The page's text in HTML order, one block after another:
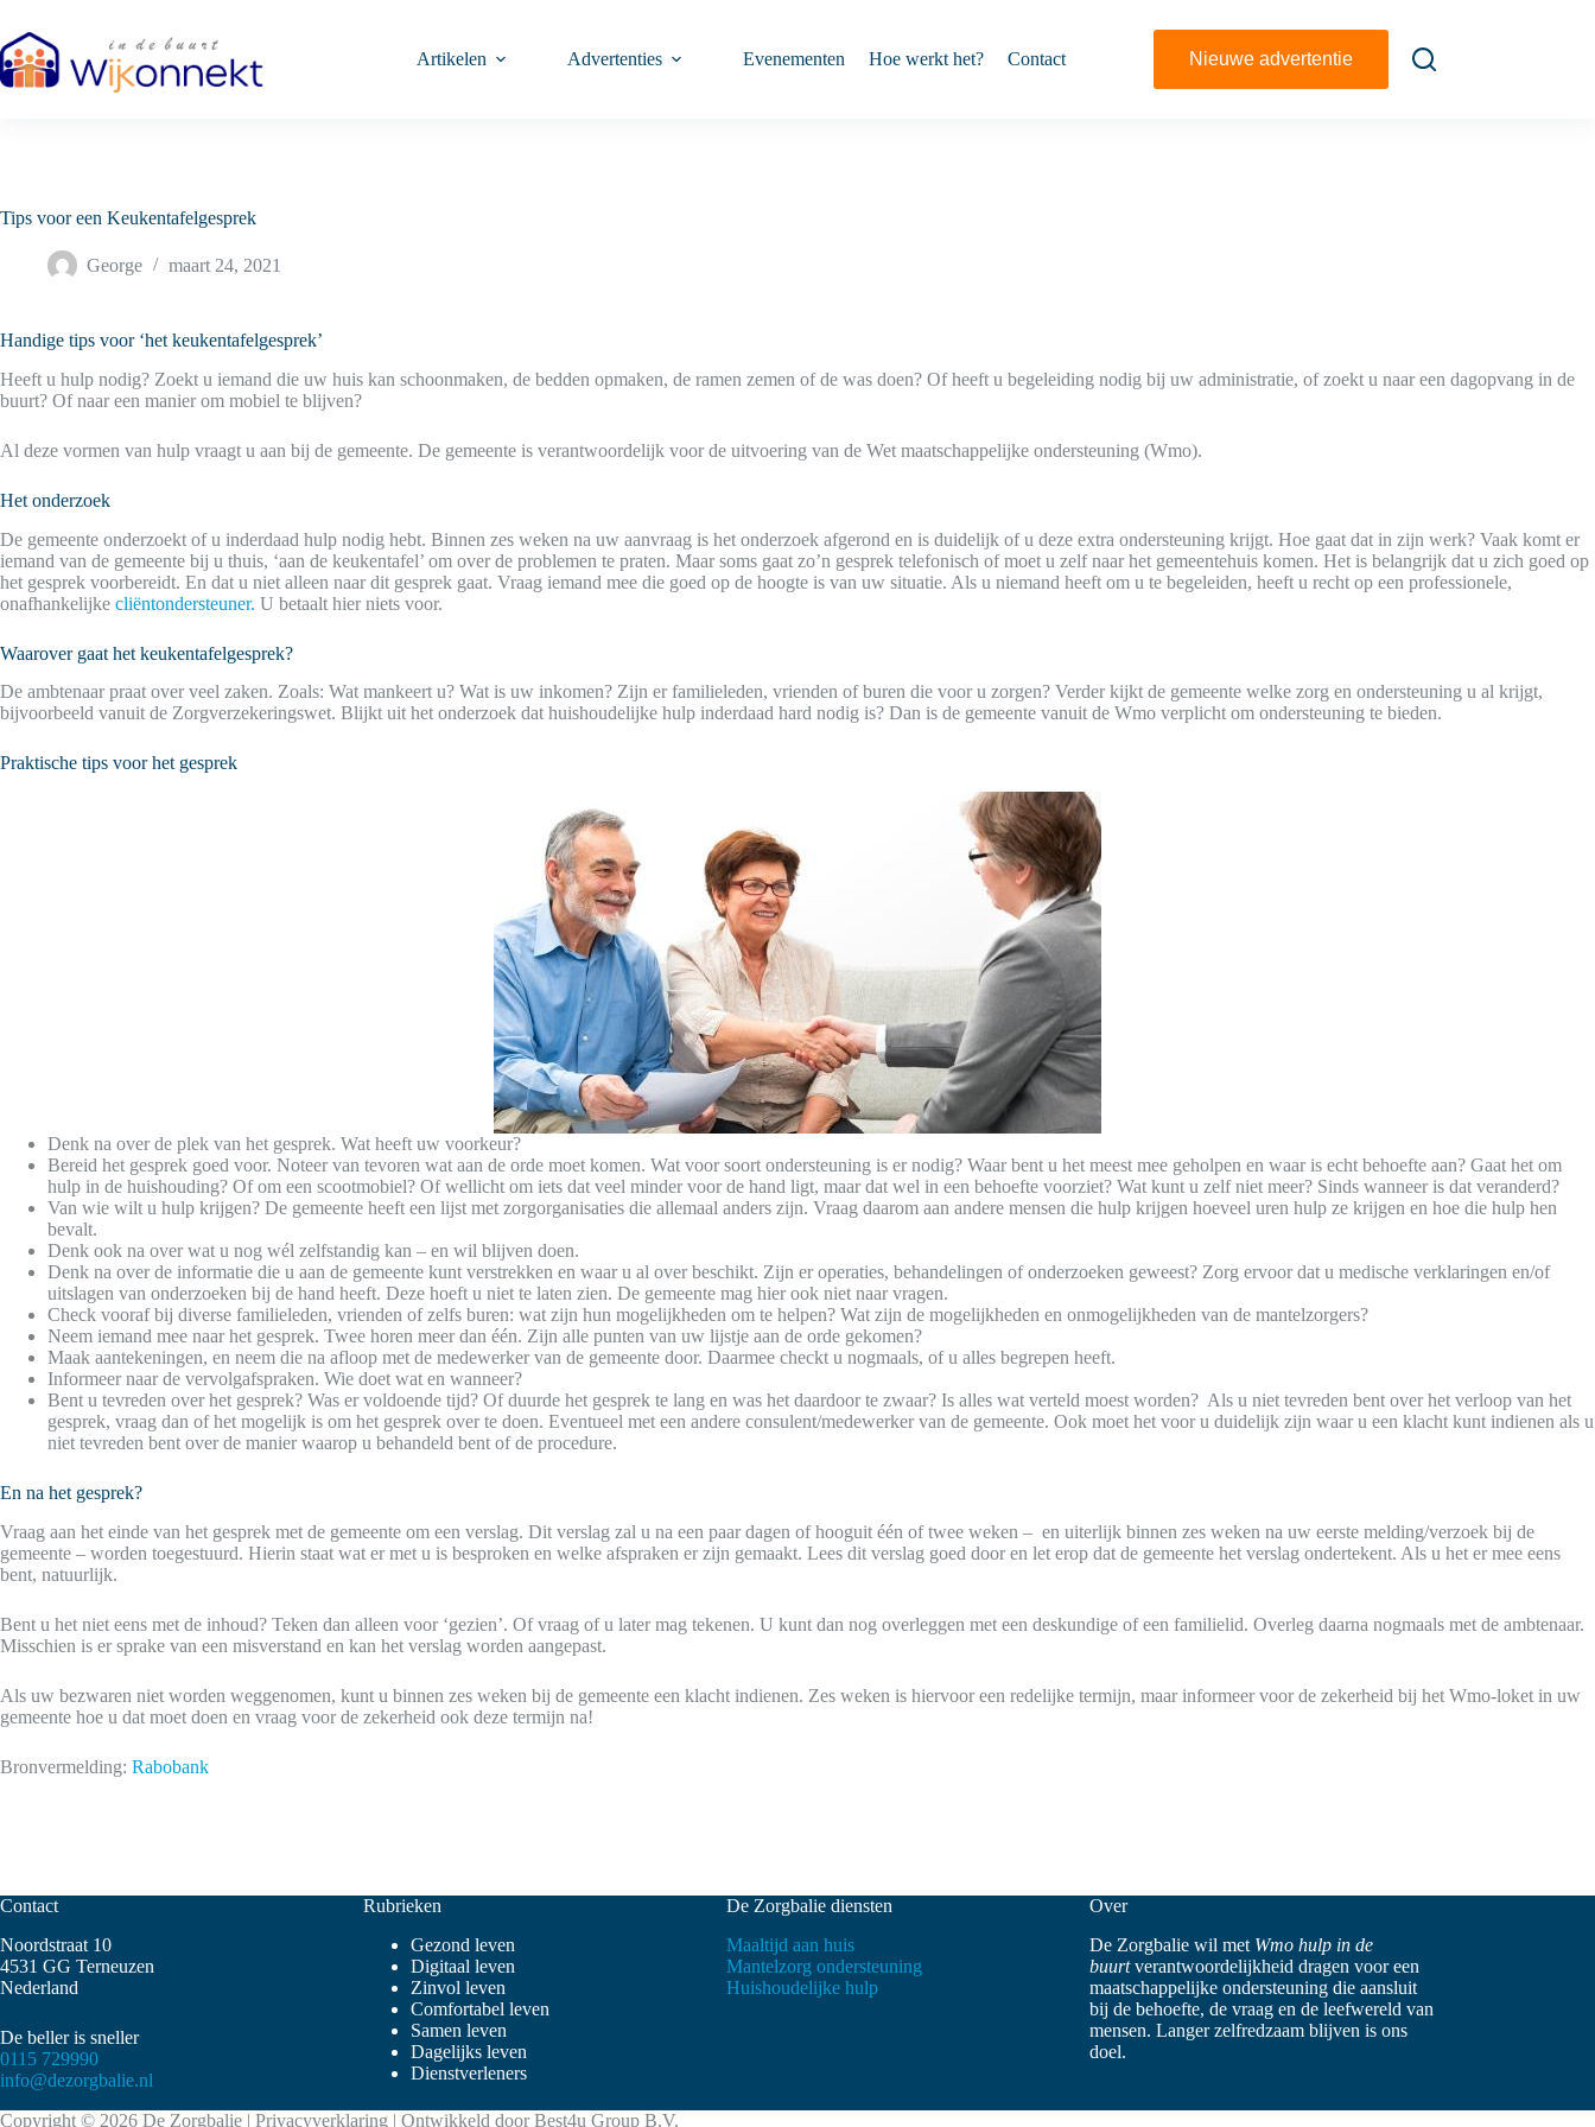
naar
de
inhoud
Artikelen Advertenties Evenementen Hoe werkt het? Contact Nieuwe advertentie
Tips voor een Keukentafelgesprek
George maart 24, 2021
Handige tips voor ‘het keukentafelgesprek’
Heeft u hulp nodig? Zoekt u iemand die uw huis kan schoonmaken, de bedden opmaken, de ramen zemen of de was doen? Of heeft u begeleiding nodig bij uw administratie, of zoekt u naar een dagopvang in de
buurt? Of naar een manier om mobiel te blijven?
Al deze vormen van hulp vraagt u aan bij de gemeente. De gemeente is verantwoordelijk voor de uitvoering van de Wet maatschappelijke ondersteuning (Wmo).
Het onderzoek
De gemeente onderzoekt of u inderdaad hulp nodig hebt. Binnen zes weken na uw aanvraag is het onderzoek afgerond en is duidelijk of u deze extra ondersteuning krijgt. Hoe gaat dat in zijn werk? Vaak komt er
iemand van de gemeente bij u thuis, ‘aan de keukentafel’ om over de problemen te praten. Maar soms gaat zo’n gesprek telefonisch of moet u zelf naar het gemeentehuis komen. Het is belangrijk dat u zich goed op
het gesprek voorbereidt. En dat u niet alleen naar dit gesprek gaat. Vraag iemand mee die goed op de hoogte is van uw situatie. Als u niemand heeft om u te begeleiden, heeft u recht op een professionele,
onafhankelijke cliëntondersteuner. U betaalt hier niets voor.
Waarover gaat het keukentafelgesprek?
De ambtenaar praat over veel zaken. Zoals: Wat mankeert u? Wat is uw inkomen? Zijn er familieleden, vrienden of buren die voor u zorgen? Verder kijkt de gemeente welke zorg en ondersteuning u al krijgt,
bijvoorbeeld vanuit de Zorgverzekeringswet. Blijkt uit het onderzoek dat huishoudelijke hulp inderdaad hard nodig is? Dan is de gemeente vanuit de Wmo verplicht om ondersteuning te bieden.
Praktische tips voor het gesprek
Denk na over de plek van het gesprek. Wat heeft uw voorkeur?
Bereid het gesprek goed voor. Noteer van tevoren wat aan de orde moet komen. Wat voor soort ondersteuning is er nodig? Waar bent u het meest mee geholpen en waar is echt behoefte aan? Gaat het om
hulp in de huishouding? Of om een scootmobiel? Of wellicht om iets dat veel minder voor de hand ligt, maar dat wel in een behoefte voorziet? Wat kunt u zelf niet meer? Sinds wanneer is dat veranderd?
Van wie wilt u hulp krijgen? De gemeente heeft een lijst met zorgorganisaties die allemaal anders zijn. Vraag daarom aan andere mensen die hulp krijgen hoeveel uren hulp ze krijgen en hoe die hulp hen
bevalt.
Denk ook na over wat u nog wél zelfstandig kan – en wil blijven doen.
Denk na over de informatie die u aan de gemeente kunt verstrekken en waar u al over beschikt. Zijn er operaties, behandelingen of onderzoeken geweest? Zorg ervoor dat u medische verklaringen en/of
uitslagen van onderzoeken bij de hand heeft. Deze hoeft u niet te laten zien. De gemeente mag hier ook niet naar vragen.
Check vooraf bij diverse familieleden, vrienden of zelfs buren: wat zijn hun mogelijkheden om te helpen? Wat zijn de mogelijkheden en onmogelijkheden van de mantelzorgers?
Neem iemand mee naar het gesprek. Twee horen meer dan één. Zijn alle punten van uw lijstje aan de orde gekomen?
Maak aantekeningen, en neem die na afloop met de medewerker van de gemeente door. Daarmee checkt u nogmaals, of u alles begrepen heeft.
Informeer naar de vervolgafspraken. Wie doet wat en wanneer?
Bent u tevreden over het gesprek? Was er voldoende tijd? Of duurde het gesprek te lang en was het daardoor te zwaar? Is alles wat verteld moest worden? Als u niet tevreden bent over het verloop van het
gesprek, vraag dan of het mogelijk is om het gesprek over te doen. Eventueel met een andere consulent/medewerker van de gemeente. Ook moet het voor u duidelijk zijn waar u een klacht kunt indienen als u
niet tevreden bent over de manier waarop u behandeld bent of de procedure.
En na het gesprek?
Vraag aan het einde van het gesprek met de gemeente om een verslag. Dit verslag zal u na een paar dagen of hooguit één of twee weken – en uiterlijk binnen zes weken na uw eerste melding/verzoek bij de
gemeente – worden toegestuurd. Hierin staat wat er met u is besproken en welke afspraken er zijn gemaakt. Lees dit verslag goed door en let erop dat de gemeente het verslag ondertekent. Als u het er mee eens
bent, natuurlijk.
Bent u het niet eens met de inhoud? Teken dan alleen voor ‘gezien’. Of vraag of u later mag tekenen. U kunt dan nog overleggen met een deskundige of een familielid. Overleg daarna nogmaals met de ambtenaar.
Misschien is er sprake van een misverstand en kan het verslag worden aangepast.
Als uw bezwaren niet worden weggenomen, kunt u binnen zes weken bij de gemeente een klacht indienen. Zes weken is hiervoor een redelijke termijn, maar informeer voor de zekerheid bij het Wmo-loket in uw
gemeente hoe u dat moet doen en vraag voor de zekerheid ook deze termijn na!
Bronvermelding: Rabobank
Contact
Noordstraat 10
4531 GG Terneuzen
Nederland
De beller is sneller
0115 729990
info@dezorgbalie.nl
Rubrieken
Gezond leven
Digitaal leven
Zinvol leven
Comfortabel leven
Samen leven
Dagelijks leven
Dienstverleners
De Zorgbalie diensten
Maaltijd aan huis
Mantelzorg ondersteuning
Huishoudelijke hulp
Over
De Zorgbalie wil met Wmo hulp in de
buurtverantwoordelijkheid dragen voor een
maatschappelijke ondersteuning die aansluit
bij de behoefte, de vraag en de leefwereld van
mensen. Langer zelfredzaam blijven is ons
doel.
Copyright © 2026 De Zorgbalie | Privacyverklaring | Ontwikkeld doorBest4u Group B.V.